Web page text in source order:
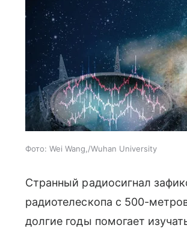
Фото: Wei Wang,/Wuhan University
Странный радиосигнал
радиотелескопа с 500-
долгие годы помогает